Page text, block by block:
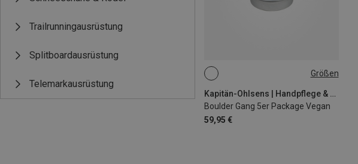
Trailrunningausrüstung
Splitboardausrüstung
Telemarkausrüstung
Größen
Kapitän-Ohlsens | Handpflege & Handcreme
Boulder Gang 5er Package Vegan
59,95 €
5X18G